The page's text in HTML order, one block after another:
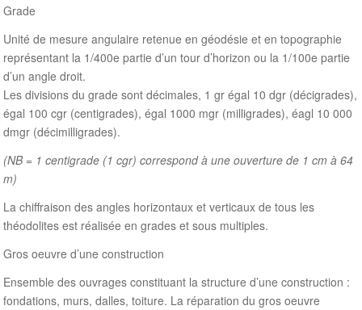
Grade
Unité de mesure angulaire retenue en géodésie et en topographie
représentant la 1/400e partie d’un tour d’horizon ou la 1/100e partie
d’un angle droit.
Les divisions du grade sont décimales, 1 gr égal 10 dgr (décigrades),
égal 100 cgr (centigrades), égal 1000 mgr (milligrades), éagl 10 000
dmgr (décimilligrades).
(NB = 1 centigrade (1 cgr) correspond à une ouverture de 1 cm à 64
m)
La chiffraison des angles horizontaux et verticaux de tous les
théodolites est réalisée en grades et sous multiples.
Gros oeuvre d’une construction
Ensemble des ouvrages constituant la structure d’une construction :
fondations, murs, dalles, toiture. La réparation du gros oeuvre